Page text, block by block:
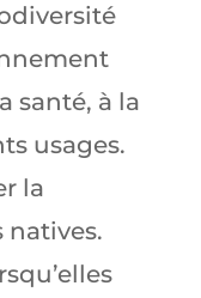
santé, à la
usages.
la
natives.